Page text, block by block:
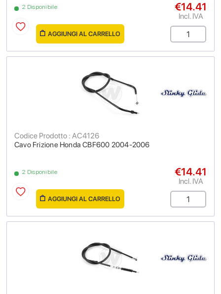
2 Disponibile €14.41
Incl. IVA
AGGIUNGI AL CARRELLO
Cavo Frizione Honda CBF600 2004-2006
Codice Prodotto : AC4126
2 Disponibile €14.41
Incl. IVA
AGGIUNGI AL CARRELLO